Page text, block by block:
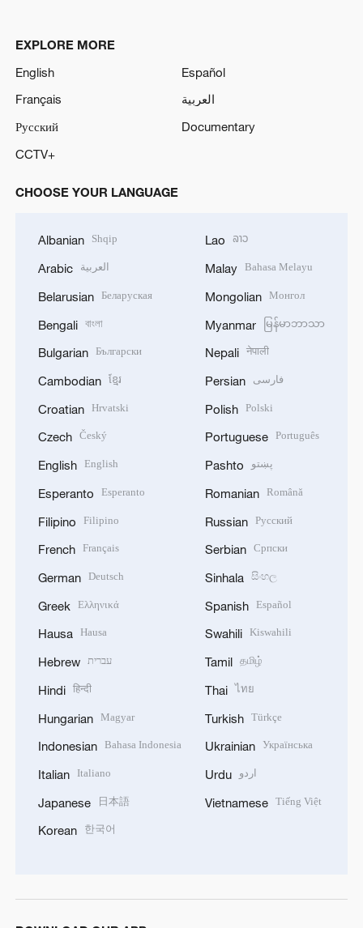
EXPLORE MORE
English
Español
Français
العربية
Русский
Documentary
CCTV+
CHOOSE YOUR LANGUAGE
Albanian Shqip
Arabic العربية
Belarusian Беларуская
Bengali বাংলা
Bulgarian Български
Cambodian ខ្មែរ
Croatian Hrvatski
Czech Český
English English
Esperanto Esperanto
Filipino Filipino
French Français
German Deutsch
Greek Ελληνικά
Hausa Hausa
Hebrew עברית
Hindi हिन्दी
Hungarian Magyar
Indonesian Bahasa Indonesia
Italian Italiano
Japanese 日本語
Korean 한국어
Lao ລາວ
Malay Bahasa Melayu
Mongolian Монгол
Myanmar မြန်မာဘာသာ
Nepali नेपाली
Persian فارسی
Polish Polski
Portuguese Português
Pashto پښتو
Romanian Română
Russian Русский
Serbian Српски
Sinhala සිංහල
Spanish Español
Swahili Kiswahili
Tamil தமிழ்
Thai ไทย
Turkish Türkçe
Ukrainian Українська
Urdu اردو
Vietnamese Tiếng Việt